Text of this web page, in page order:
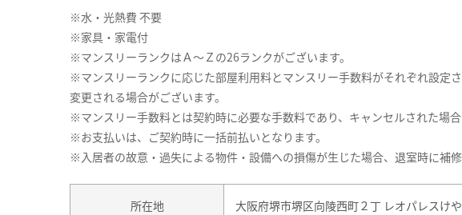
※水・光熱費 不要
※家具・家電付
※マンスリーランクはＡ～Ｚの26ランクがございます。
※マンスリーランクに応じた部屋利用料とマンスリー手数料がそれぞれ設定
変更される場合がございます。
※マンスリー手数料とは契約時に必要な手数料であり、キャンセルされた場合
※お支払いは、ご契約時に一括前払いとなります。
※入居者の故意・過失による物件・設備への損傷が生じた場合、退室時に補
所在地 大阪府堺市堺区向陵西町２丁 レオパレスけ